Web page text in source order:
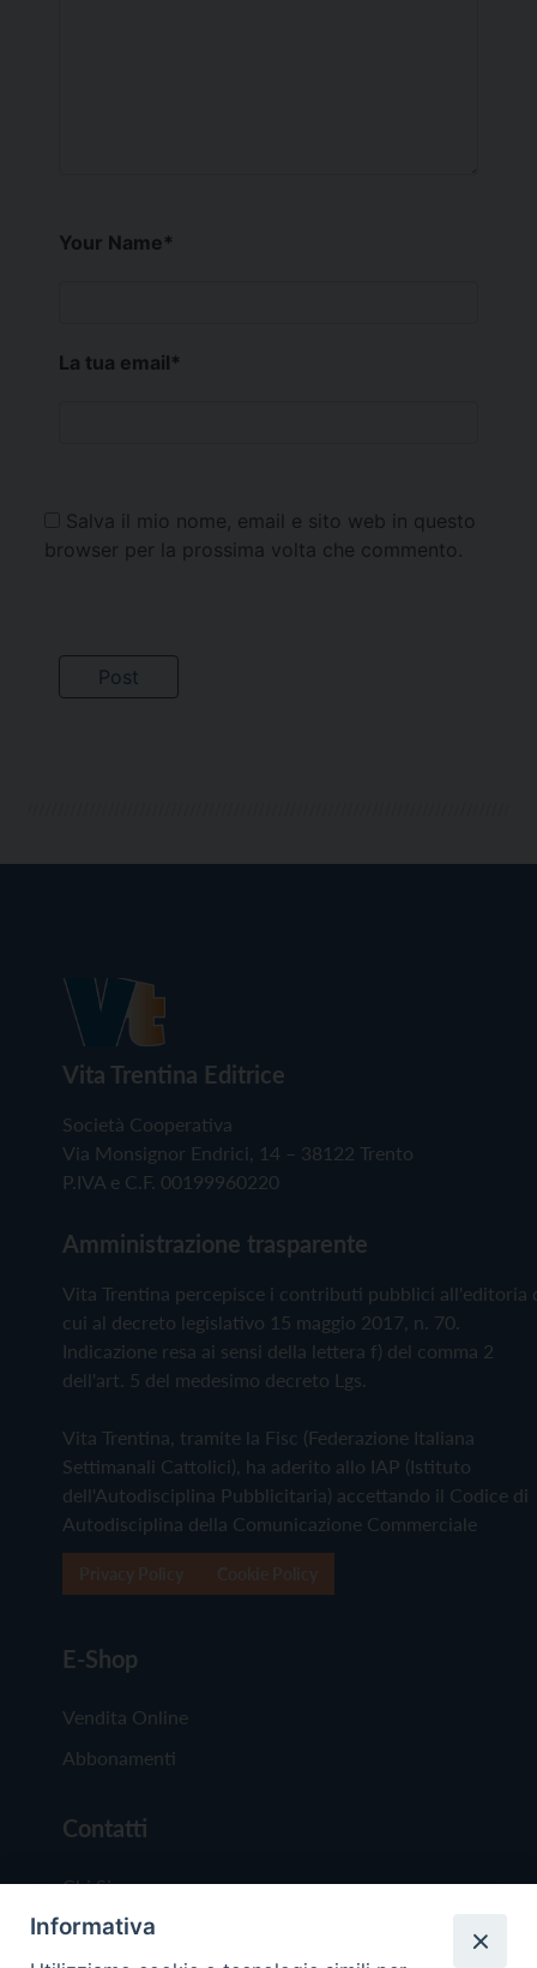
Your Name*
La tua email*
Salva il mio nome, email e sito web in questo
browser per la prossima volta che commento.
Vita Trentina Editrice
Società Cooperativa
Via Monsignor Endrici, 14 – 38122 Trento
P.IVA e C.F. 00199960220
Amministrazione trasparente
Vita Trentina percepisce i contributi pubblici all'editoria
cui al decreto legislativo 15 maggio 2017, n. 70.
Indicazione resa ai sensi della lettera f) del comma 2
dell'art. 5 del medesimo decreto Lgs.
Vita Trentina, tramite la Fisc (Federazione Italiana
Settimanali Cattolici), ha aderito allo IAP (Istituto
dell'Autodisciplina Pubblicitaria) accettando il Codice di
Autodisciplina della Comunicazione Commerciale
E-Shop
Vendita Online
Abbonamenti
Contatti
Chi Siamo
Redazione
Informativa